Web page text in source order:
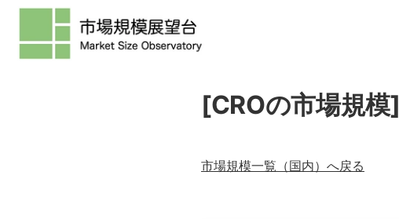
[CROの市場規模]
市場規模一覧（国内）へ戻る